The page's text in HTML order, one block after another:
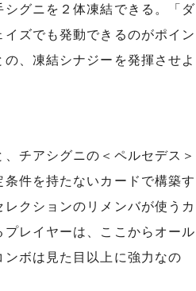
グニを２体凍結できる。「ダ
ズでも発動できるのがポイン
、凍結シナジーを発揮させよ
チアシグニの＜ペルセデス＞
件を持たないカードで構築す
クションのリメンバが使うカ
レイヤーは、ここからオール
ボは見た目以上に強力なの